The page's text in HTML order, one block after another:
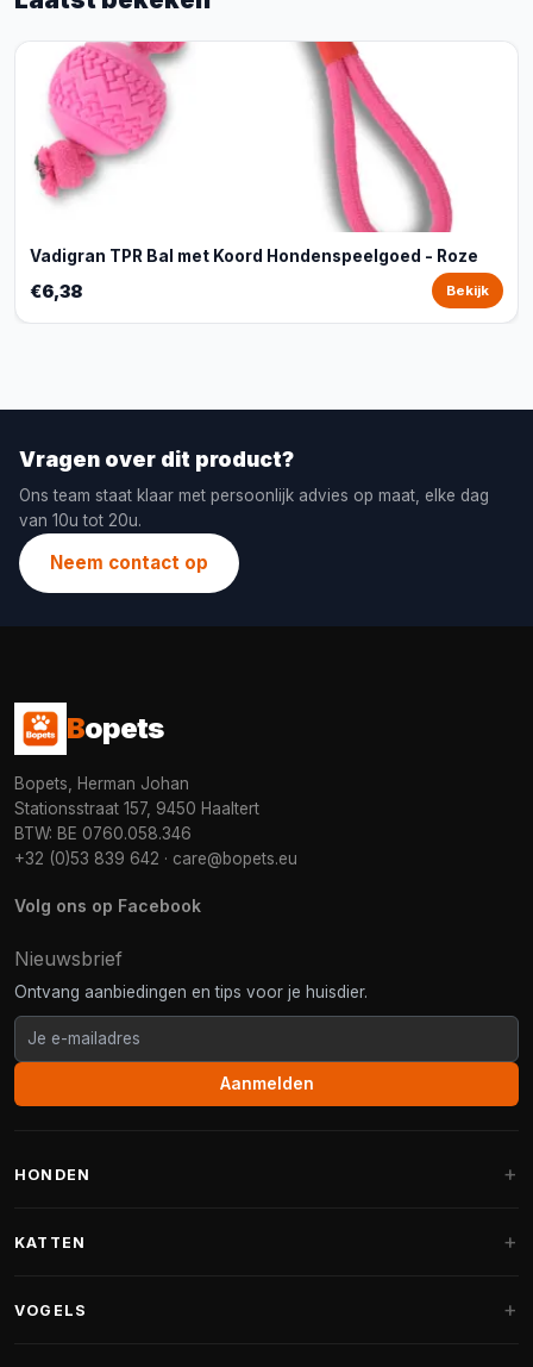
Vadigran TPR Bal met Koord Hondenspeelgoed - Roze
€6,38 Bekijk
Vragen over dit product?
Ons team staat klaar met persoonlijk advies op maat, elke dag
van 10u tot 20u.
Neem contact op
Bopets
Bopets, Herman Johan
Stationsstraat 157, 9450 Haaltert
BTW: BE 0760.058.346
+32 (0)53 839 642 · care@bopets.eu
Volg ons op Facebook
Nieuwsbrief
Ontvang aanbiedingen en tips voor je huisdier.
Aanmelden
HONDEN
Fantail hondenmanden
KATTEN
VOGELS